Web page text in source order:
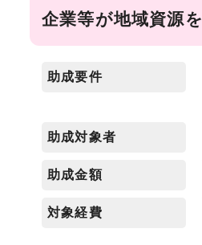
企業等が地域資源
助成要件
助成対象者
助成金額
対象経費